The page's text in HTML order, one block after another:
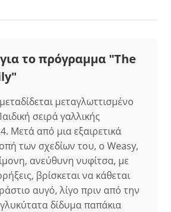
το πρόγραμμα "The
μεταγλωττισμένο
σειρά γαλλικής
Μετά από μια εξαιρετικά
των σχεδίων του, ο Weasy,
ανεύθυνη νυφίτσα, με
βρίσκεται να κάθεται
αυγό, λίγο πριν από την
δίδυμα παπάκια